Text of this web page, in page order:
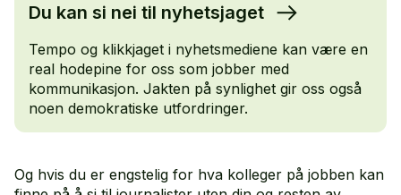
Du kan si nei til nyhetsjaget
Tempo­ og klikkjaget i nyhetsmediene kan være en
real hodepine for oss som jobber med
kommunikasjon. Jakten på synlighet gir oss også
noen demokratiske utfordringer.
Og hvis du er engstelig for hva kolleger på jobben kan